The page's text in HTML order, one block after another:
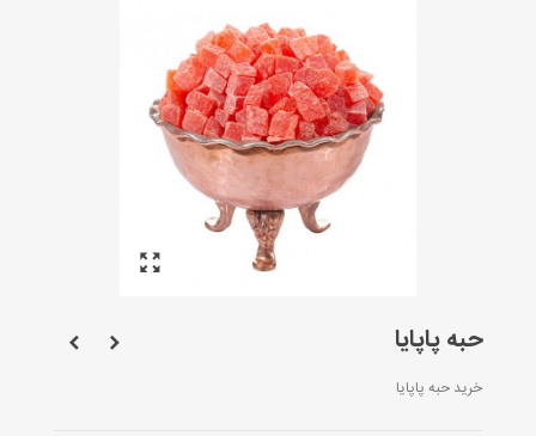
حبه پاپایا
خرید حبه پاپایا